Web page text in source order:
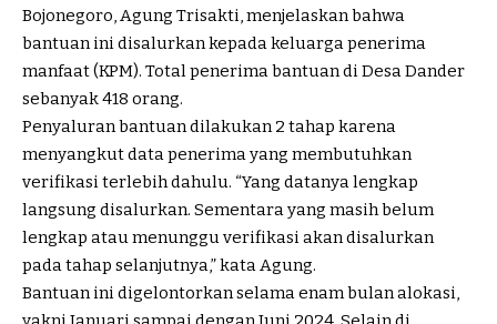
Bojonegoro, Agung Trisakti, menjelaskan bahwa
bantuan ini disalurkan kepada keluarga penerima
manfaat (KPM). Total penerima bantuan di Desa Dander
sebanyak 418 orang.
Penyaluran bantuan dilakukan 2 tahap karena
menyangkut data penerima yang membutuhkan
verifikasi terlebih dahulu. “Yang datanya lengkap
langsung disalurkan. Sementara yang masih belum
lengkap atau menunggu verifikasi akan disalurkan
pada tahap selanjutnya,” kata Agung.
Bantuan ini digelontorkan selama enam bulan alokasi,